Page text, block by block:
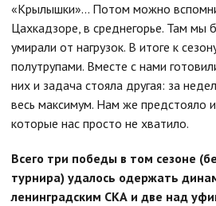
«Крылышки»… Потом можно
Цахкадзоре, в среднегорье. Там мы
умирали от нагрузок. В итоге к
полутрупами. Вместе с нами
них и задача стояла другая: за
весь максимум. Нам же предстояло
которые нас просто не хватило.
Всего три победы в том сезоне
турнира) удалось одержать
ленинградским СКА и две над